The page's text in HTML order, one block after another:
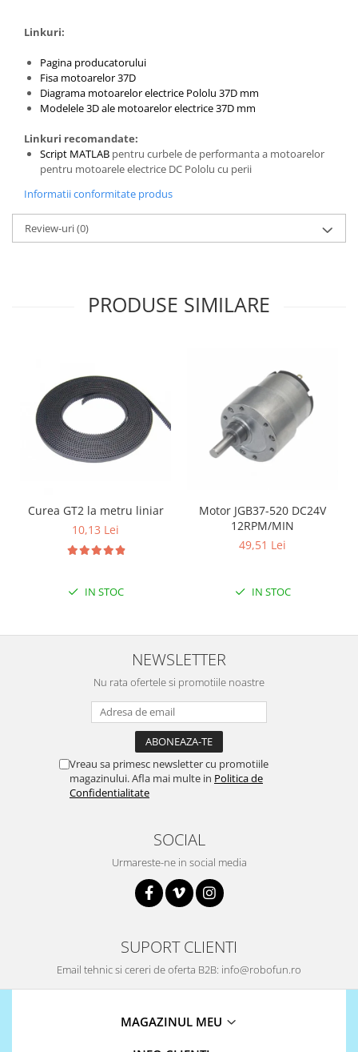
Constructor foto Mozabrick &
Qbrix
Puzzle lemn Cluebox
Jocuri de societate
Mecanice
3D Printer & CNC
Actuator
Altele
Driver
Motoare
Micro Metal
Motoare
Motor 25D
Stepper
Suruburi, Piulite, Conectare
Platforme de dezvoltare
Latte Panda
Linkuri:
Pagina producatorului
Fisa motoarelor 37D
Diagrama motoarelor electrice Pololu 37D mm
Modelele 3D ale motoarelor electrice 37D mm
Linkuri recomandate:
Script MATLAB pentru curbele de performanta a motoarelor
pentru motoarele electrice DC Pololu cu perii
Informatii conformitate produs
Review-uri(0)
PRODUSE SIMILARE
Curea GT2 la metru liniar
10,13 Lei
IN STOC
Motor JGB37-520 DC24V
12RPM/MIN
49,51 Lei
IN STOC
NEWSLETTER
Nu rata ofertele si promotiile noastre
Vreau sa primesc newsletter cu promotiile
magazinului. Afla mai multe in Politica de
Confidentialitate
SOCIAL
Urmareste-ne in social media
SUPORT CLIENTI
Email tehnic si cereri de oferta B2B: info@robofun.ro
MAGAZINUL MEU